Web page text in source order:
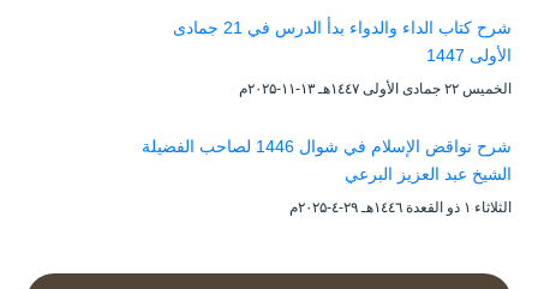
شرح كتاب الداء والدواء بدأ الدرس في 21 جمادى
الأولى 1447
الخميس ۲۲ جمادى الأولى ۱٤٤۷هـ ۱۳-۱۱-۲۰۲۵م
شرح نواقض الإسلام في شوال 1446 لصاحب الفضيلة
الشيخ عبد العزيز البرعي
الثلاثاء ۱ ذو القعدة ۱٤٤٦هـ ۲۹-٤-۲۰۲۵م